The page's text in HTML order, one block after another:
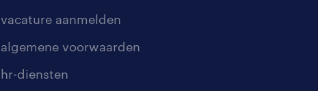
vacature aanmelden
algemene voorwaarden
hr-diensten